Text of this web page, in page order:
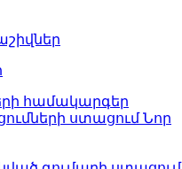
համակարգեր
ստացումՆոր